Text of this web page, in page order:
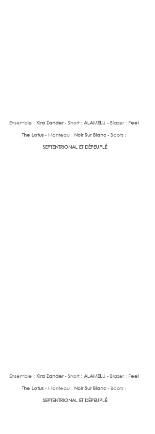
Ensemble : Kira Zander - Short : ALAMELU - Blazer : Feel
The Lotus - Manteau : Noir Sur Blanc - Boots :
SEPTENTRIONAL ET DÉPEUPLÉ
Ensemble : Kira Zander - Short : ALAMELU - Blazer : Feel
The Lotus - Manteau : Noir Sur Blanc - Boots :
SEPTENTRIONAL ET DÉPEUPLÉ